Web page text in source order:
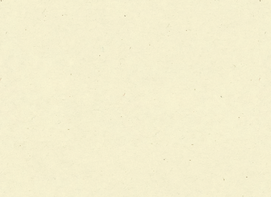
チーム10【包括的リハビリテーションコンサルテーション